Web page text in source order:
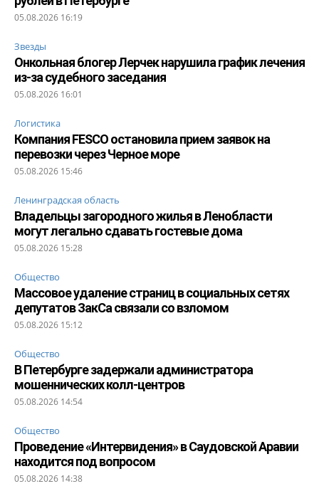
05.08.2026 16:19
Звезды
Онкольная блогер Лерчек нарушила график лечения
из-за судебного заседания
05.08.2026 16:01
Логистика
Компания FESCO остановила прием заявок на
перевозки через Черное море
05.08.2026 15:46
Ленинградская область
Владельцы загородного жилья в Ленобласти
могут легально сдавать гостевые дома
05.08.2026 15:28
Общество
Массовое удаление страниц в социальных сетях
депутатов ЗакСа связали со взломом
05.08.2026 15:12
Общество
В Петербурге задержали администратора
мошеннических колл-центров
05.08.2026 14:54
Общество
Проведение «Интервидения» в Саудовской Аравии
находится под вопросом
05.08.2026 14:38